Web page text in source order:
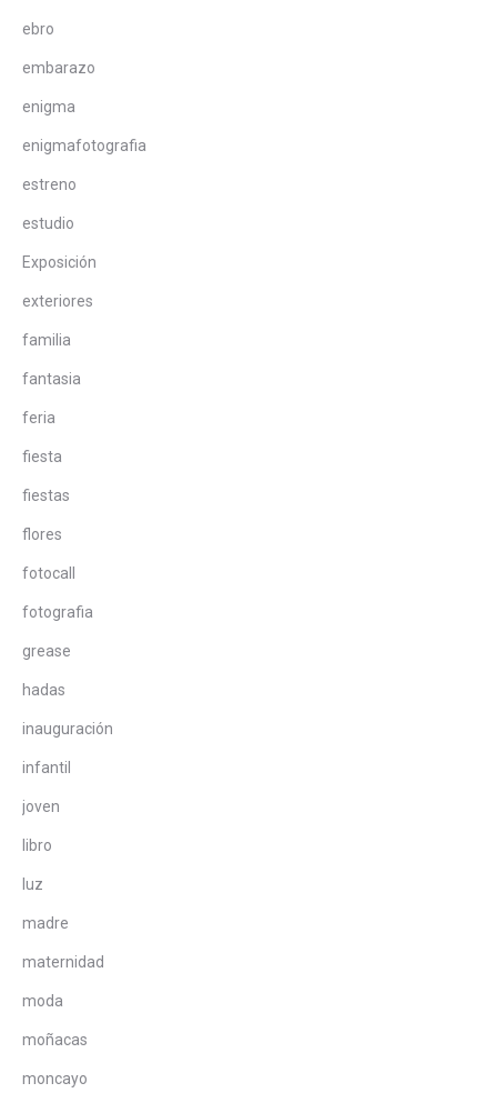
ebro
embarazo
enigma
enigmafotografia
estreno
estudio
Exposición
exteriores
familia
fantasia
feria
fiesta
fiestas
flores
fotocall
fotografia
grease
hadas
inauguración
infantil
joven
libro
luz
madre
maternidad
moda
moñacas
moncayo